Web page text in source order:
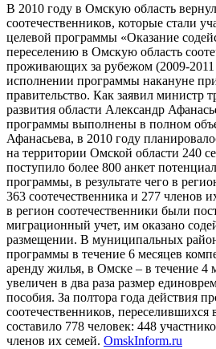
В 2010 году в Омскую область
соотечественников, которые стали
целевой программы «Оказание
переселению в Омскую область
проживающих за рубежом (2009-
исполнении программы накануне
правительство. Как заявил министр
развития области Александр
программы выполнены в полном
Афанасьева, в 2010 году
на территории Омской области 240
поступило более 800 анкет
программы, в результате чего в
363 соотечественника и 277 членов
в регион соотечественники были
миграционный учет, им оказано
размещении. В муниципальных
программы в течение 6 месяцев
аренду жилья, в Омске – в течение 4
увеличен в два раза размер
пособия. За полтора года действия
соотечественников,
составило 778 человек: 448
членов их семей. OmskInform.ru